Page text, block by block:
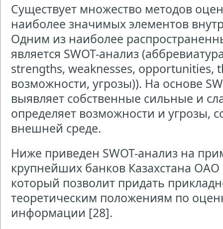
Существует множество методов
наиболее значимых элементов
Одним из наиболее
является SWOT-анализ
strengths, weaknesses, opportunities,
возможности, угрозы)). На основе
выявляет собственные сильные и
определяет возможности и угрозы,
внешней среде.
Ниже приведен SWOT-анализ на
крупнейших банков Казахстана
который позволит придать
теоретическим положениям по
информации [28].